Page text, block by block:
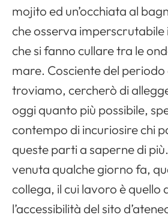
mojito ed un’occhiata al
che osserva
che si fanno cullare tra le
mare. Cosciente del periodo
troviamo, cercherò di
oggi quanto più possibile,
contempo di incuriosire chi
queste parti a saperne di
venuta qualche giorno fa,
collega, il cui lavoro è quello
l’accessibilità del sito